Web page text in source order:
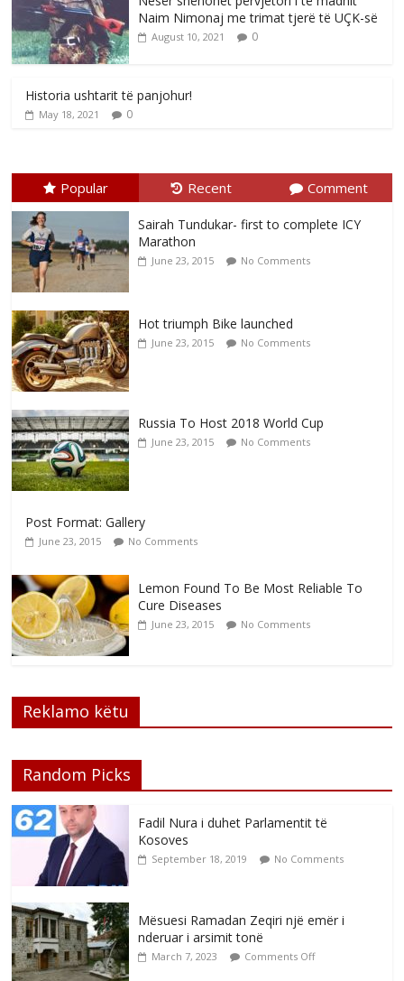
Naim Nimonaj me trimat tjerë të UÇK-së
August 10, 2021 0
Historia ushtarit të panjohur!
May 18, 2021 0
Popular Recent Comment
Sairah Tundukar- first to complete ICY
Marathon
June 23, 2015 No Comments
Hot triumph Bike launched
June 23, 2015 No Comments
Russia To Host 2018 World Cup
June 23, 2015 No Comments
Post Format: Gallery
June 23, 2015 No Comments
Lemon Found To Be Most Reliable To
Cure Diseases
June 23, 2015 No Comments
Reklamo këtu
Random Picks
Fadil Nura i duhet Parlamentit të
Kosoves
September 18, 2019 No Comments
Mësuesi Ramadan Zeqiri një emër i
nderuar i arsimit tonë
March 7, 2023 Comments Off